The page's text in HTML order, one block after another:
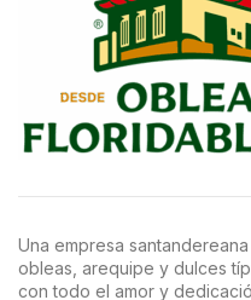
Una empresa
obleas, arequipe y dulces
con todo el amor y